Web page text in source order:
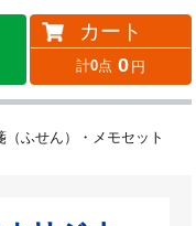
カート
0 0
（ふせん）・メモセット